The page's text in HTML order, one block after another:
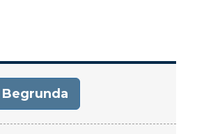
Begrunda